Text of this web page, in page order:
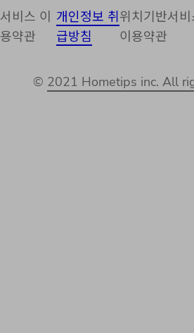
서비스 이
용약관
개인정보 취
급방침
위치기반서비
이용약관
© 2021 Hometips inc. All